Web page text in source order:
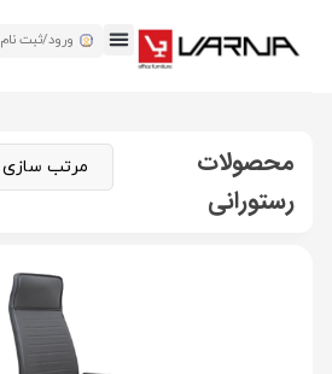
ورود/ثبت نام
محصولات
رستورانی